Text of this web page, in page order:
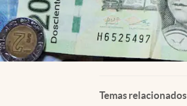
Temas relacionados